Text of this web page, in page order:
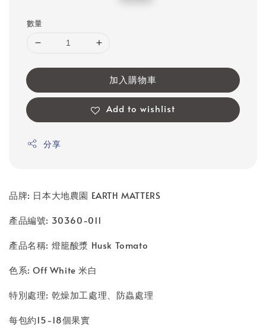
數量
加入購物車
Add to wishlist
分享
品牌: 日本大地農園 EARTH MATTERS
產品編號: 30360-011
產品名稱: 燈籠酸漿 Husk Tomato
色系: Off White 米白
特別處理: 乾燥加工處理、防蟲處理
每包約15-18個果實